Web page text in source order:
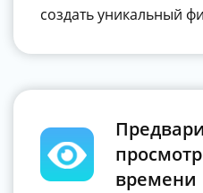
создать уникальный
времени